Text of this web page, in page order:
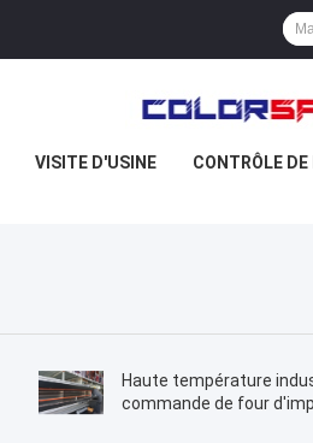
VISITE D'USINE CONTRÔLE
Haute température
commande de four